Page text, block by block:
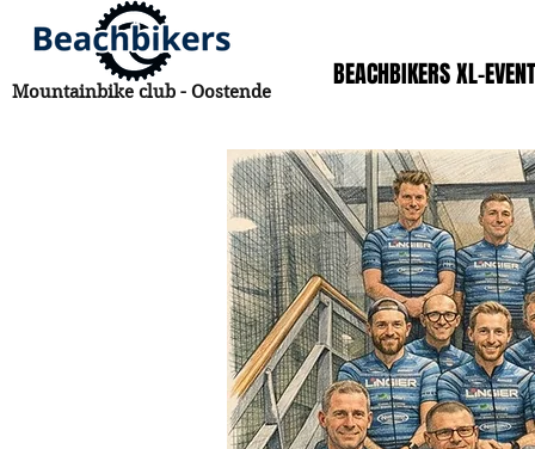
Mountainbike club - Oostende BEACHBIKERS XL-